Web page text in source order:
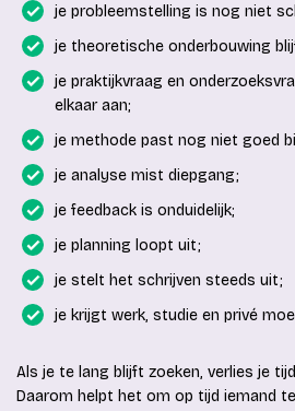
je probleemstelling is nog niet
je theoretische onderbouwing
je praktijkvraag en
elkaar aan;
je methode past nog niet goed
je analyse mist diepgang;
je feedback is onduidelijk;
je planning loopt uit;
je stelt het schrijven steeds uit;
je krijgt werk, studie en privé
Als je te lang blijft zoeken, verlies je
Daarom helpt het om op tijd iemand